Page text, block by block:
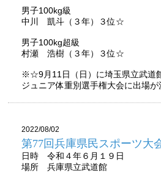
男子100kg級
中川 凱斗（３年）３位☆
男子100kg超級
村瀬 浩樹（３年）３位☆
※☆9月11日（日）に埼玉県立武道
ジュニア体重別選手権大会に出場が
2022/08/02
第77回兵庫県民スポーツ大
日時 令和４年６月１９日
場所 兵庫県立武道館